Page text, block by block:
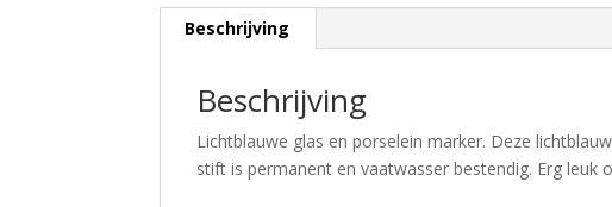
Beschrijving
Beschrijving
Lichtblauwe glas en porselein marker. Deze
stift is permanent en vaatwasser bestendig. Erg